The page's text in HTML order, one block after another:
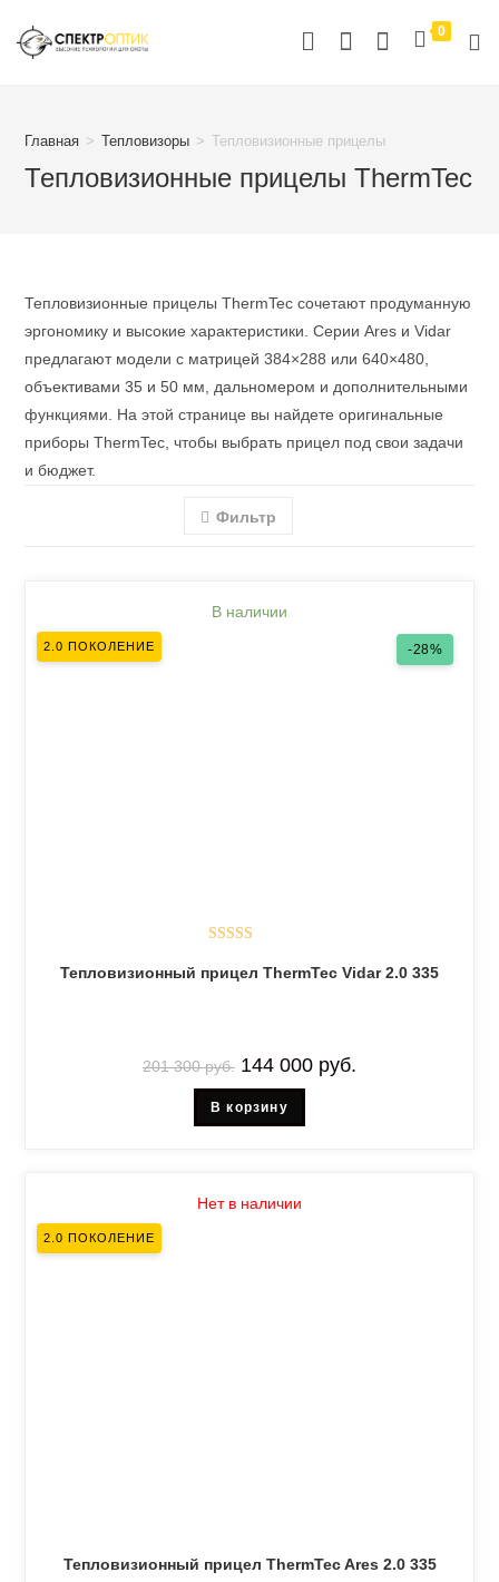
0
Главная > Тепловизоры > Тепловизионные прицелы
Тепловизионные прицелы ThermTec
Тепловизионные прицелы ThermTec сочетают продуманную
эргономику и высокие характеристики. Серии Ares и Vidar
предлагают модели с матрицей 384×288 или 640×480,
объективами 35 и 50 мм, дальномером и дополнительными
функциями. На этой странице вы найдете оригинальные
приборы ThermTec, чтобы выбрать прицел под свои задачи
и бюджет.
Фильтр
2.0 ПОКОЛЕНИЕ
В наличии
-28%
из 5
Тепловизионный прицел ThermTec Vidar 2.0 335
201 300руб. 144 000 руб.
В корзину
2.0 ПОКОЛЕНИЕ
Нет в наличии
Тепловизионный прицел ThermTec Ares 2.0 335